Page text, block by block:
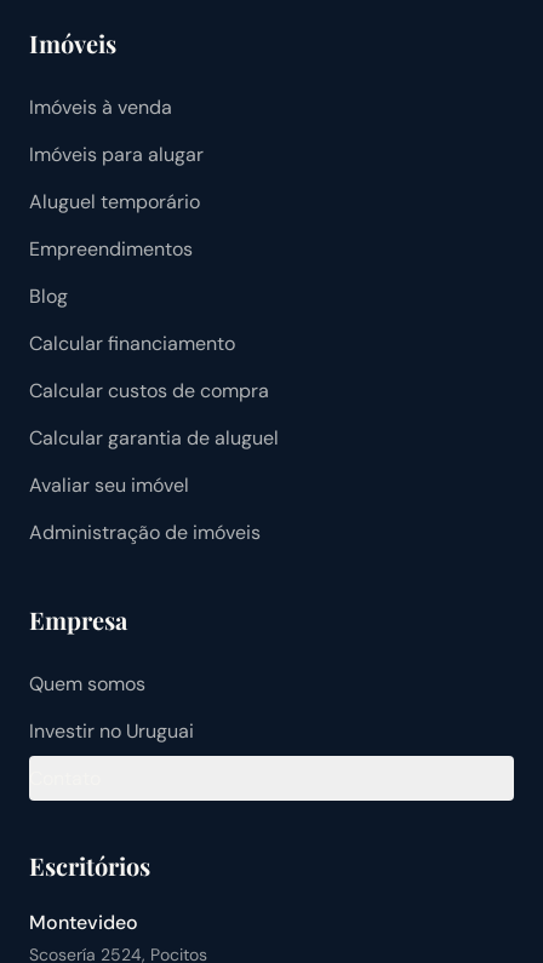
Imóveis
Imóveis à venda
Imóveis para alugar
Aluguel temporário
Empreendimentos
Blog
Calcular financiamento
Calcular custos de compra
Calcular garantia de aluguel
Avaliar seu imóvel
Administração de imóveis
Empresa
Quem somos
Investir no Uruguai
Escritórios
Montevideo
Scosería 2524, Pocitos